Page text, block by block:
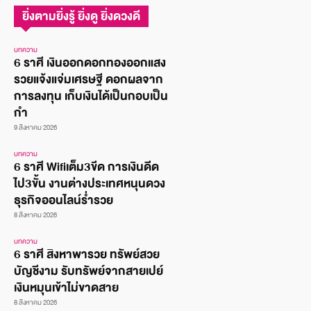
ยิ่งตามยิ่งรู้ ยิ่งดู ยิ่งดวงดี
บทความ
6 ราศี เงินออกดอกทองออกแสง
รวยแจ้งแจ่มเศรษฐี ดอกผลจาก
การลงทุน เก็บเงินได้เป็นกอบเป็น
กำ
9 สิงหาคม 2026
บทความ
6 ราศี Wifiเต็ม3ขีด การเงินดีด
ไป3ขั้น งานต่างประเทศหนุนดวง
ธุรกิจออนไลน์ร่ำรวย
8 สิงหาคม 2026
บทความ
6 ราศี สิงหาพารวย ทรัพย์สวย
บัญชีงาม รับทรัพย์จากสายเปย์
เงินหมุนเข้าไม่ขาดสาย
8 สิงหาคม 2026